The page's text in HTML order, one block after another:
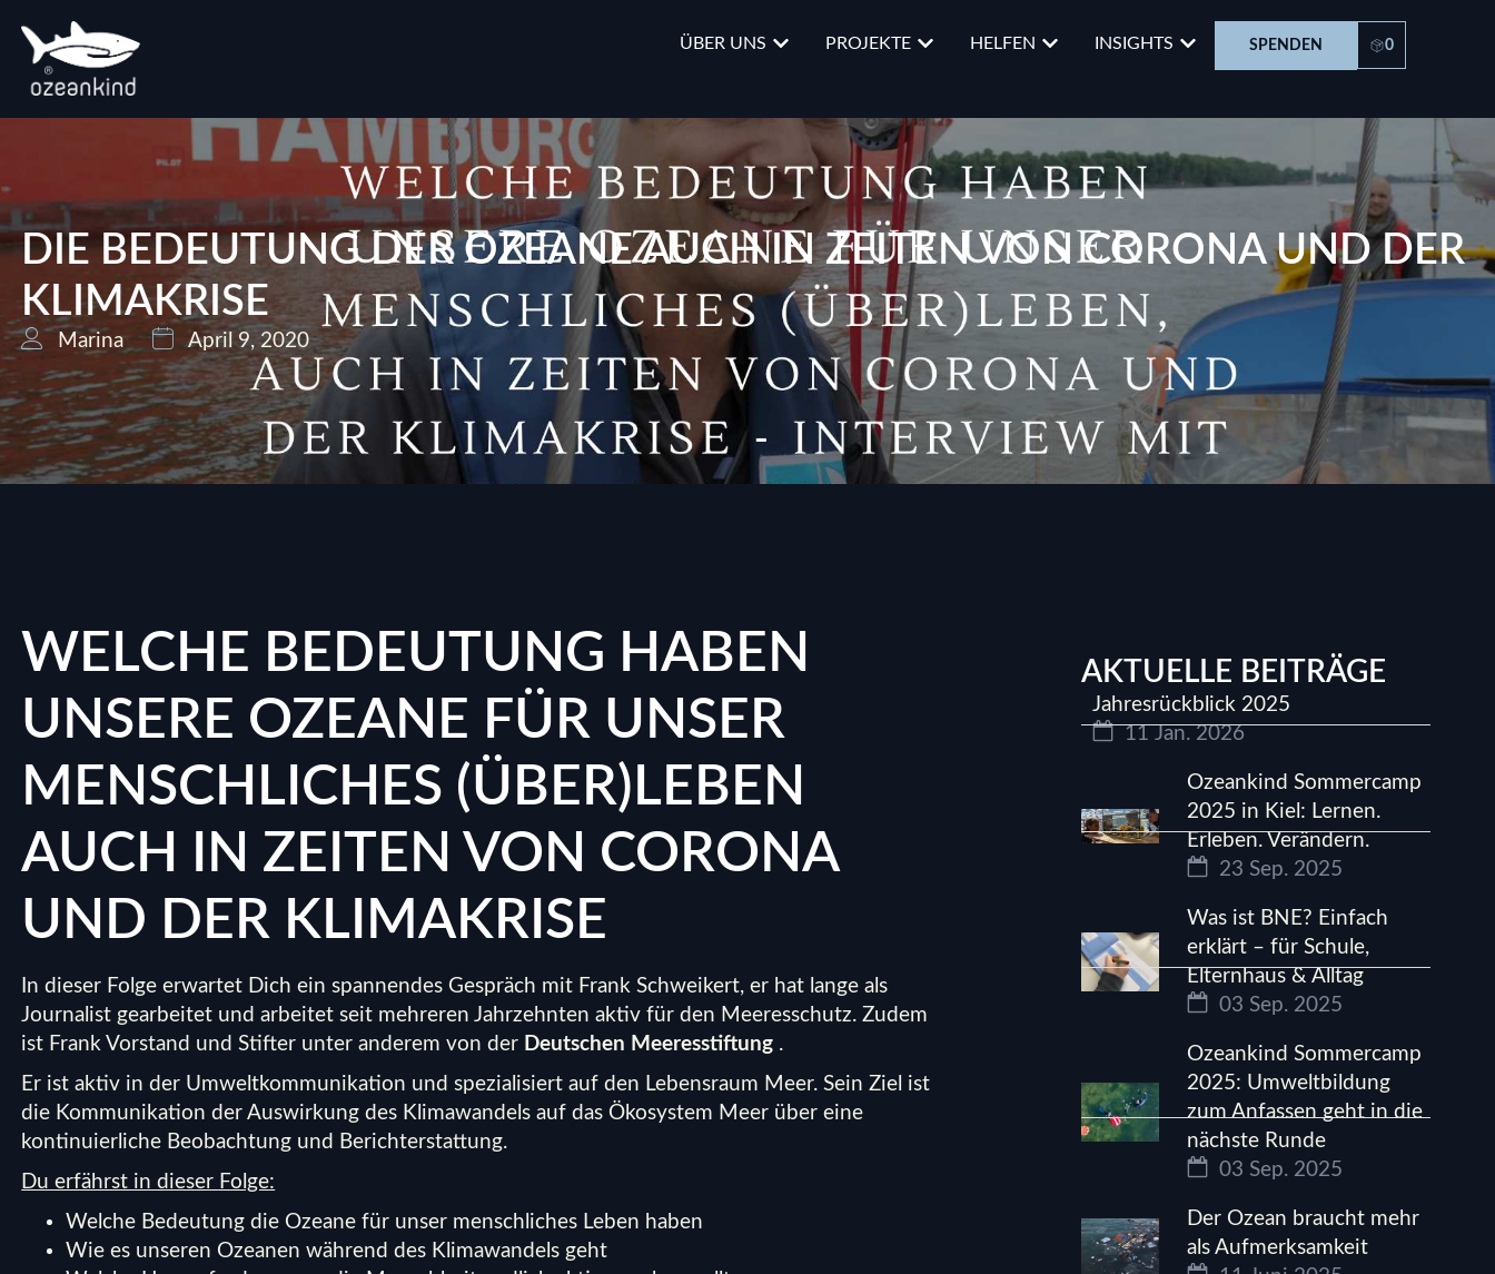
ÜBER UNS PROJEKTE HELFEN INSIGHTS SPENDEN 0
DIE BEDEUTUNG DER OZEANE AUCH IN ZEITEN VON CORONA UND DER
KLIMAKRISE
Marina April 9, 2020
WELCHE BEDEUTUNG HABEN
UNSERE OZEANE FÜR UNSER
MENSCHLICHES (ÜBER)LEBEN
AUCH IN ZEITEN VON CORONA
UND DER KLIMAKRISE
In dieser Folge erwartet Dich ein spannendes Gespräch mit Frank Schweikert, er hat lange als
Journalist gearbeitet und arbeitet seit mehreren Jahrzehnten aktiv für den Meeresschutz. Zudem
ist Frank Vorstand und Stifter unter anderem von der Deutschen Meeresstiftung .
Er ist aktiv in der Umweltkommunikation und spezialisiert auf den Lebensraum Meer. Sein Ziel ist
die Kommunikation der Auswirkung des Klimawandels auf das Ökosystem Meer über eine
kontinuierliche Beobachtung und Berichterstattung.
Du erfährst in dieser Folge:
Welche Bedeutung die Ozeane für unser menschliches Leben haben
Wie es unseren Ozeanen während des Klimawandels geht
AKTUELLE BEITRÄGE
Jahresrückblick 2025
11 Jan. 2026
Ozeankind Sommercamp
2025 in Kiel: Lernen.
Erleben. Verändern.
23 Sep. 2025
Was ist BNE? Einfach
erklärt – für Schule,
Elternhaus & Alltag
03 Sep. 2025
Ozeankind Sommercamp
2025: Umweltbildung
zum Anfassen geht in die
nächste Runde
03 Sep. 2025
Der Ozean braucht mehr
als Aufmerksamkeit